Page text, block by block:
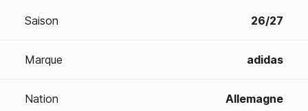
Saison 26/27
Marque adidas
Nation Allemagne